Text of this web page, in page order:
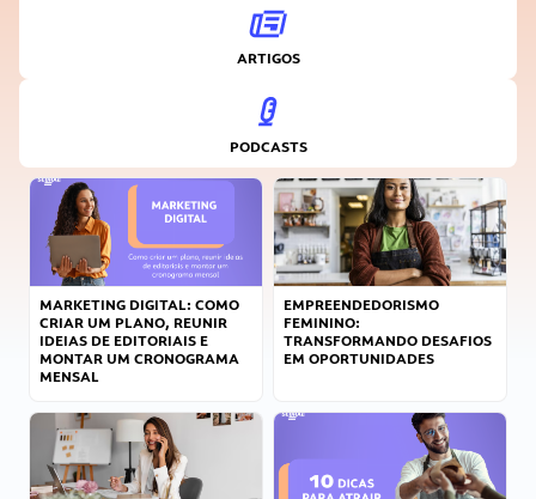
ARTIGOS
PODCASTS
MARKETING DIGITAL: COMO
CRIAR UM PLANO, REUNIR
IDEIAS DE EDITORIAIS E
MONTAR UM CRONOGRAMA
MENSAL
EMPREENDEDORISMO
FEMININO:
TRANSFORMANDO DESAFIOS
EM OPORTUNIDADES